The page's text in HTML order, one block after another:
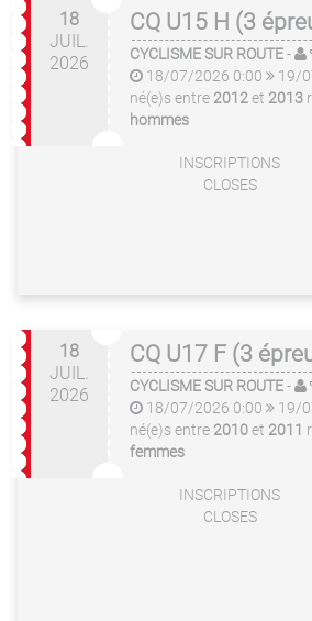
18
JUIL.
2026
CQ U15 H (3
CYCLISME SUR ROUTE-
18/07/2026 0:00
19/
né(e)s entre 2012et 2013
hommes
INSCRIPTIONS
CLOSES
18
JUIL.
2026
CQ U17 F (3
CYCLISME SUR ROUTE-
18/07/2026 0:00
19/
né(e)s entre 2010et 2011
femmes
INSCRIPTIONS
CLOSES